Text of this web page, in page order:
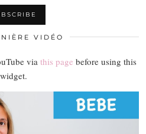
VIDÉO
via this page before using this
widget.